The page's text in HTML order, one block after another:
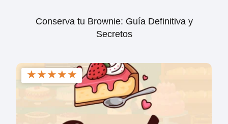
Conserva tu Brownie: Guía Definitiva y
Secretos
★★★★★